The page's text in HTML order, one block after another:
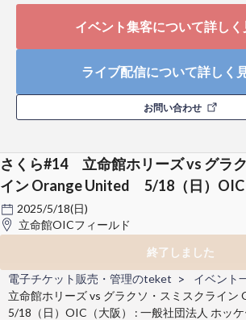
イベント集客について詳しく
ライブ配信について詳しく
お問い合わせ
さくら#14 立命館ホリーズ vs グラ
イン Orange United 5/18（日）OIC
2025/5/18(日)
立命館OICフィールド
終了しました
電子チケット販売・管理のteket
イベント
立命館ホリーズ vs グラクソ・スミスクライ
5/18（日）OIC（大阪） : 一般社団法人 ホッ